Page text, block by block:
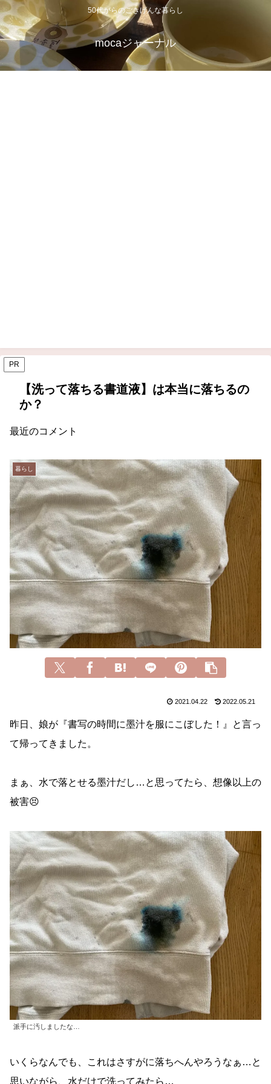
50代からのごきげんな暮らし
mocaジャーナル
PR
【洗って落ちる書道液】は本当に落ちるの
か？
最近のコメント
暮らし
2021.04.22 2022.05.21
昨日、娘が『書写の時間に墨汁を服にこぼした！』と言っ
て帰ってきました。
まぁ、水で落とせる墨汁だし…と思ってたら、想像以上の
被害😣
派手に汚しましたな…
いくらなんでも、これはさすがに落ちへんやろうなぁ…と
思いながら、水だけで洗ってみたら…